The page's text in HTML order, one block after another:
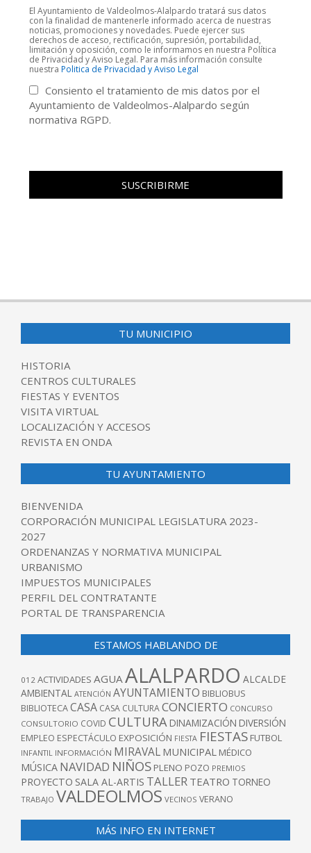
El Ayuntamiento de Valdeolmos-Alalpardo tratará sus datos
con la finalidad de mantenerle informado acerca de nuestras
noticias, promociones y novedades. Puede ejercer sus
derechos de acceso, rectificación, supresión, portabilidad,
limitación y oposición, como le informamos en nuestra Política
de Privacidad y Aviso Legal. Para más información consulte
nuestra Politica de Privacidad y Aviso Legal
Consiento el tratamiento de mis datos por el
Ayuntamiento de Valdeolmos-Alalpardo según
normativa RGPD.
TU MUNICIPIO
HISTORIA
CENTROS CULTURALES
FIESTAS Y EVENTOS
VISITA VIRTUAL
LOCALIZACIÓN Y ACCESOS
REVISTA EN ONDA
TU AYUNTAMIENTO
BIENVENIDA
CORPORACIÓN MUNICIPAL LEGISLATURA 2023-
2027
ORDENANZAS Y NORMATIVA MUNICIPAL
URBANISMO
IMPUESTOS MUNICIPALES
PERFIL DEL CONTRATANTE
PORTAL DE TRANSPARENCIA
ESTAMOS HABLANDO DE
012 ACTIVIDADES AGUAALALPARDO ALCALDE
AMBIENTAL ATENCIÓN AYUNTAMIENTO BIBLIOBUS
BIBLIOTECACASA CASA CULTURACONCIERTO CONCURSO
CONSULTORIO COVID CULTURA DINAMIZACIÓN DIVERSIÓN
EMPLEO ESPECTÁCULO EXPOSICIÓN FIESTA FIESTAS FUTBOL
INFANTIL INFORMACIÓN MIRAVAL MUNICIPAL MÉDICO
MÚSICA NAVIDAD NIÑOS PLENO POZO PREMIOS
PROYECTO SALA AL-ARTIS TALLER TEATRO TORNEO
TRABAJO VALDEOLMOS VECINOS VERANO
MÁS INFO EN INTERNET